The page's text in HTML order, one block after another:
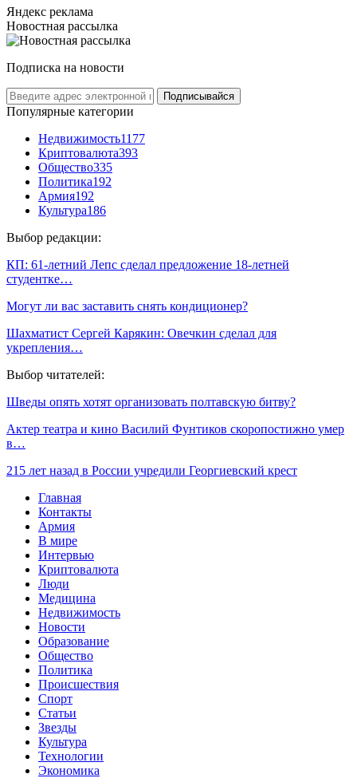
Яндекс реклама
Новостная рассылка
Подписка на новости
Подписывайся
Популярные категории
Недвижимость1177
Криптовалюта393
Общество335
Политика192
Армия192
Культура186
Выбор редакции:
КП: 61-летний Лепс сделал предложение 18-летней
студентке…
Могут ли вас заставить снять кондиционер?
Шахматист Сергей Карякин: Овечкин сделал для
укрепления…
Выбор читателей:
Шведы опять хотят организовать полтавскую битву?
Актер театра и кино Василий Фунтиков скоропостижно умер
в…
215 лет назад в России учредили Георгиевский крест
Главная
Контакты
Армия
В мире
Интервью
Криптовалюта
Люди
Медицина
Недвижимость
Новости
Образование
Общество
Политика
Происшествия
Спорт
Статьи
Звезды
Культура
Технологии
Экономика